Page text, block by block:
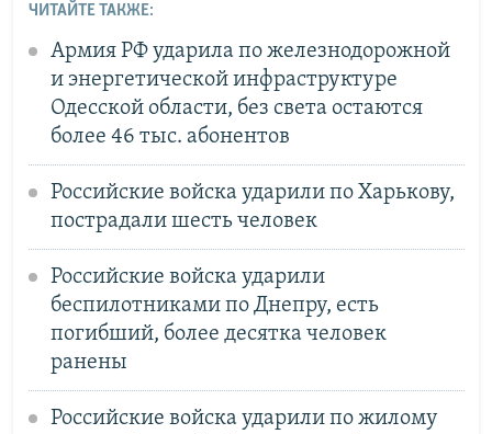
ЧИТАЙТЕ ТАКЖЕ:
Армия РФ ударила по железнодорожной
и энергетической инфраструктуре
Одесской области, без света остаются
более 46 тыс. абонентов
Российские войска ударили по Харькову,
пострадали шесть человек
Российские войска ударили
беспилотниками по Днепру, есть
погибший, более десятка человек
ранены
Российские войска ударили по жилому